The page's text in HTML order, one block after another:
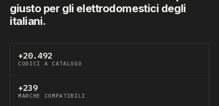
giusto per gli elettrodomestici degli
italiani.
+20.492
CODICI A CATALOGO
+239
MARCHE COMPATIBILI